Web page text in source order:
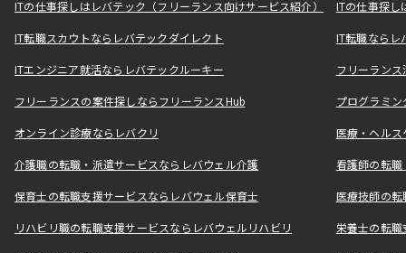
ITの仕事探しはレバテック（フリーランス向けサービス紹介） ITの仕事探
IT転職スカウトならレバテックダイレクト IT転職なら
ITエンジニア就活ならレバテックルーキー フリーラン
フリーランスの案件探しならフリーランスHub プログラミ
オンライン診療ならレバクリ 医療・ヘル
介護職の転職・派遣サービスならレバウェル介護 看護師の転
保育士の転職支援サービスならレバウェル保育士 医療技師の
リハビリ職の転職支援サービスならレバウェルリハビリ 栄養士の転